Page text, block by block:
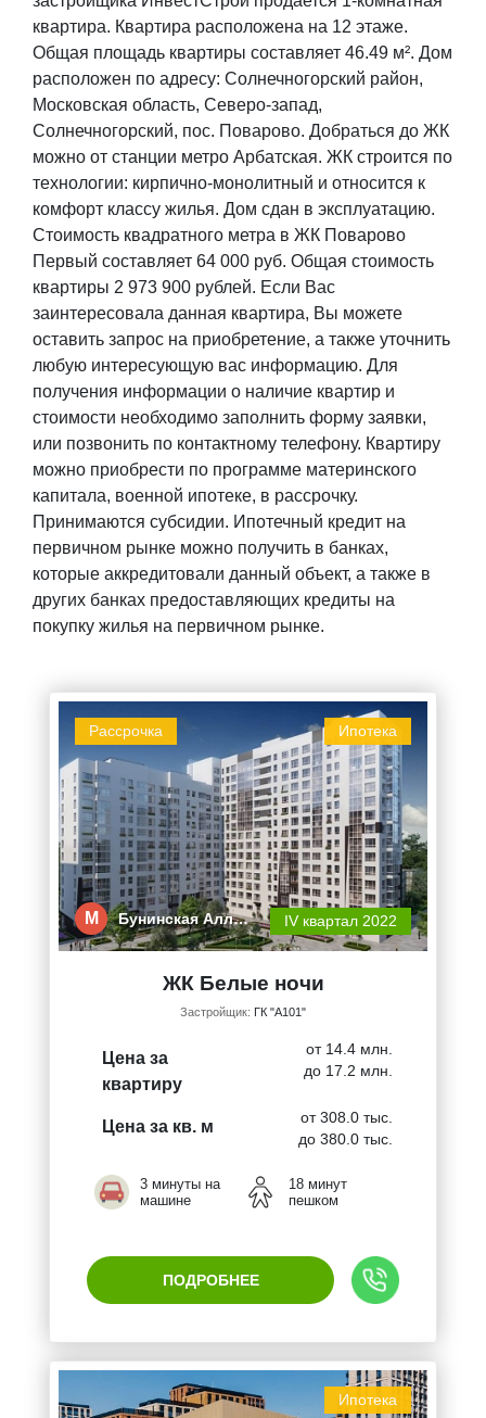
квартира. Квартира расположена на 12 этаже.
Общая площадь квартиры составляет 46.49 м². Дом
расположен по адресу: Солнечногорский район,
Московская область, Северо-запад,
Солнечногорский, пос. Поварово. Добраться до ЖК
можно от станции метро Арбатская. ЖК строится по
технологии: кирпично-монолитный и относится к
комфорт классу жилья. Дом сдан в эксплуатацию.
Стоимость квадратного метра в ЖК Поварово
Первый составляет 64 000 руб. Общая стоимость
квартиры 2 973 900 рублей. Если Вас
заинтересовала данная квартира, Вы можете
оставить запрос на приобретение, а также уточнить
любую интересующую вас информацию. Для
получения информации о наличие квартир и
стоимости необходимо заполнить форму заявки,
или позвонить по контактному телефону. Квартиру
можно приобрести по программе материнского
капитала, военной ипотеке, в рассрочку.
Принимаются субсидии. Ипотечный кредит на
первичном рынке можно получить в банках,
которые аккредитовали данный объект, а также в
других банках предоставляющих кредиты на
покупку жилья на первичном рынке.
Ипотека
Рассрочка
М Бунинская Алл… IV квартал 2022
ЖК Белые ночи
Застройщик: ГК "А101"
Цена за
квартиру
от 14.4 млн.
до 17.2 млн.
Цена за кв. м
от 308.0 тыс.
до 380.0 тыс.
3 минуты на
машине
18 минут
пешком
ПОДРОБНЕЕ
Ипотека